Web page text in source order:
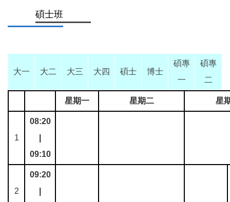
碩士班
大一 大二 大三 大四 碩士 博士
碩專
一
碩專
二
星期一 星期二 星
1
08:20
09:10
2
09:20